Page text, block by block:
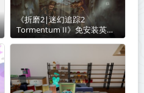
《折磨2|迷幻追踪2‌
Tormentum II》免安装英文
版丨中文版网盘下载